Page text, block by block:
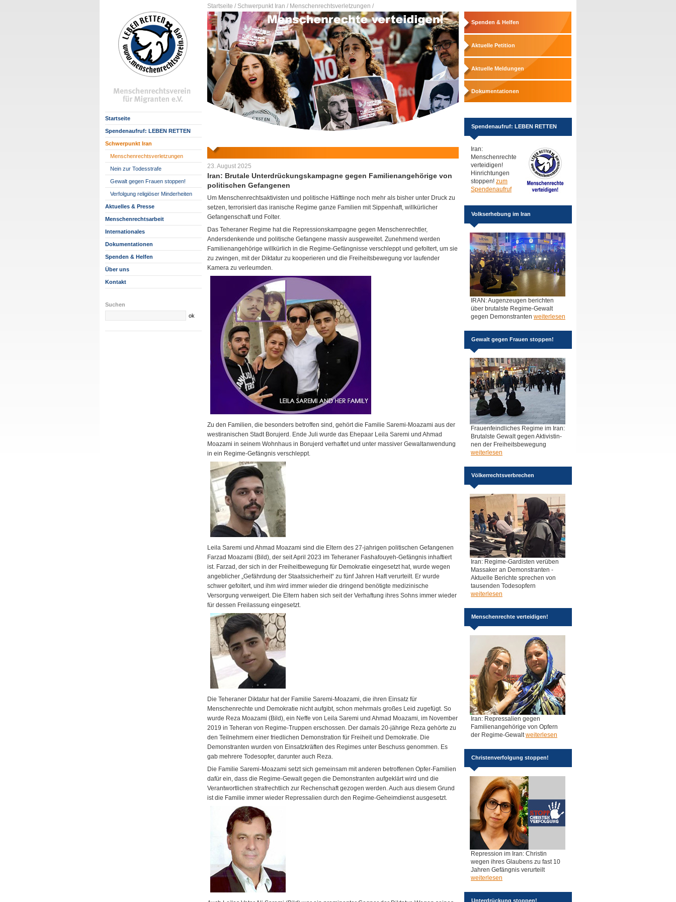
Startseite / Schwerpunkt Iran / Menschenrechtsverletzungen /
Startseite
Spendenaufruf: LEBEN RETTEN
Schwerpunkt Iran
Menschenrechtsverletzungen
Nein zur Todesstrafe
Gewalt gegen Frauen stoppen!
Verfolgung religiöser Minderheiten
Aktuelles & Presse
Menschenrechtsarbeit
Internationales
Dokumentationen
Spenden & Helfen
Über uns
Kontakt
Suchen
23. August 2025
Iran: Brutale Unterdrückungskampagne gegen Familienangehörige von
politischen Gefangenen
Um Menschenrechtsaktivisten und politische Häftlinge noch mehr als bisher unter Druck zu
setzen, terrorisiert das iranische Regime ganze Familien mit Sippenhaft, willkürlicher
Gefangenschaft und Folter.
Das Teheraner Regime hat die Repressionskampagne gegen Menschenrechtler,
Andersdenkende und politische Gefangene massiv ausgeweitet. Zunehmend werden
Familienangehörige willkürlich in die Regime-Gefängnisse verschleppt und gefoltert, um sie
zu zwingen, mit der Diktatur zu kooperieren und die Freiheitsbewegung vor laufender
Kamera zu verleumden.
Zu den Familien, die besonders betroffen sind, gehört die Familie Saremi-Moazami aus der
westiranischen Stadt Borujerd. Ende Juli wurde das Ehepaar Leila Saremi und Ahmad
Moazami in seinem Wohnhaus in Borujerd verhaftet und unter massiver Gewaltanwendung
in ein Regime-Gefängnis verschleppt.
Leila Saremi und Ahmad Moazami sind die Eltern des 27-jahrigen politischen Gefangenen
Farzad Moazami (Bild), der seit April 2023 im Teheraner Fashafouyeh-Gefängnis inhaftiert
ist. Farzad, der sich in der Freiheitbewegung für Demokratie eingesetzt hat, wurde wegen
angeblicher „Gefährdung der Staatssicherheit“ zu fünf Jahren Haft verurteilt. Er wurde
schwer gefoltert, und ihm wird immer wieder die dringend benötigte medizinische
Versorgung verweigert. Die Eltern haben sich seit der Verhaftung ihres Sohns immer wieder
für dessen Freilassung eingesetzt.
Die Teheraner Diktatur hat der Familie Saremi-Moazami, die ihren Einsatz für
Menschenrechte und Demokratie nicht aufgibt, schon mehrmals großes Leid zugefügt. So
wurde Reza Moazami (Bild), ein Neffe von Leila Saremi und Ahmad Moazami, im November
2019 in Teheran von Regime-Truppen erschossen. Der damals 20-jährige Reza gehörte zu
den Teilnehmern einer friedlichen Demonstration für Freiheit und Demokratie. Die
Demonstranten wurden von Einsatzkräften des Regimes unter Beschuss genommen. Es
gab mehrere Todesopfer, darunter auch Reza.
Die Familie Saremi-Moazami setzt sich gemeinsam mit anderen betroffenen Opfer-Familien
dafür ein, dass die Regime-Gewalt gegen die Demonstranten aufgeklärt wird und die
Verantwortlichen strafrechtlich zur Rechenschaft gezogen werden. Auch aus diesem Grund
ist die Familie immer wieder Repressalien durch den Regime-Geheimdienst ausgesetzt.
Spenden & Helfen
Aktuelle Petition
Aktuelle Meldungen
Dokumentationen
Spendenaufruf: LEBEN RETTEN
Iran:
Menschenrechte
verteidigen!
Hinrichtungen
stoppen! zum
Spendenaufruf
Volkserhebung im Iran
IRAN: Augenzeugen berichten
über brutalste Regime-Gewalt
gegen Demonstranten weiterlesen
Gewalt gegen Frauen stoppen!
Frauenfeindliches Regime im Iran:
Brutalste Gewalt gegen Aktivistin-
nen der Freiheitsbewegung
weiterlesen
Völkerrechtsverbrechen
Iran: Regime-Gardisten verüben
Massaker an Demonstranten -
Aktuelle Berichte sprechen von
tausenden Todesopfern
weiterlesen
Menschenrechte verteidigen!
Iran: Repressalien gegen
Familienangehörige von Opfern
der Regime-Gewaltweiterlesen
Christenverfolgung stoppen!
Repression im Iran: Christin
wegen ihres Glaubens zu fast 10
Jahren Gefängnis verurteilt
weiterlesen
Unterdrückung stoppen!